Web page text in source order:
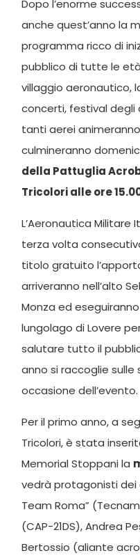
Dopo l’enorme
anche quest’anno la
programma ricco di
pubblico di tutte le
villaggio aeronautico,
concerti, festival degli
tanti aerei
culmineranno
della Pattuglia
Tricolori alle ore
L’Aeronautica Militare
terza volta
titolo gratuito
arriveranno nell’alto
Monza ed
lungolago di Lovere
salutare tutto il
anno si raccoglie sulle
occasione dell’evento.
Per il primo anno, a
Tricolori, è stata
Memorial Stoppani la
vedrà protagonisti dei
Team Roma”
(CAP-21DS), Andrea
Bertossio (aliante